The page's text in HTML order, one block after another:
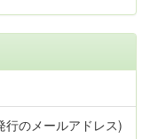
のメールアドレス)